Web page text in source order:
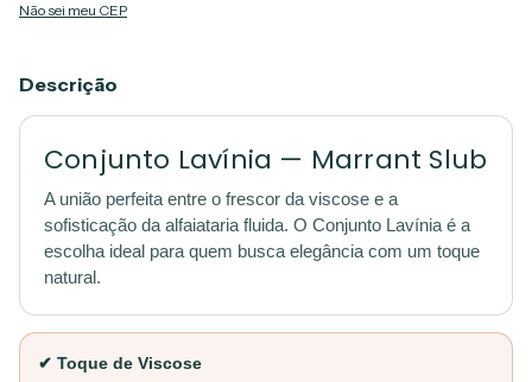
Não sei meu CEP
Descrição
Conjunto Lavínia — Marrant Slub
A união perfeita entre o frescor da viscose e a
sofisticação da alfaiataria fluida. O Conjunto Lavínia é a
escolha ideal para quem busca elegância com um toque
natural.
✔ Toque de Viscose